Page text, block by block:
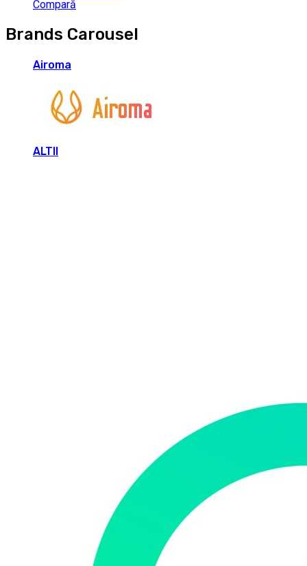
Compară
Brands Carousel
Airoma
ALTII